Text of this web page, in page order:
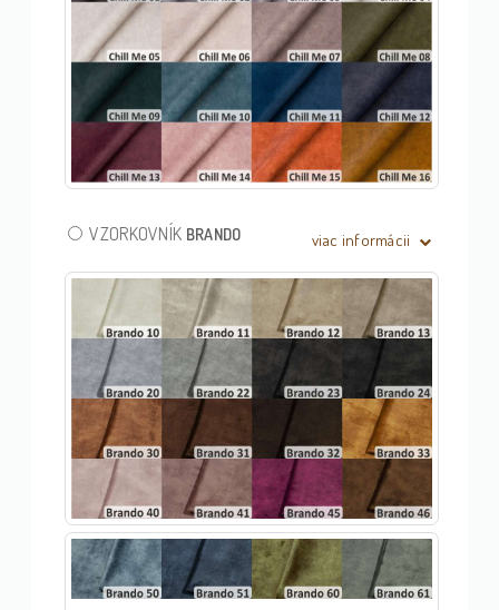
VZORKOVNÍK BRANDO viac informácii